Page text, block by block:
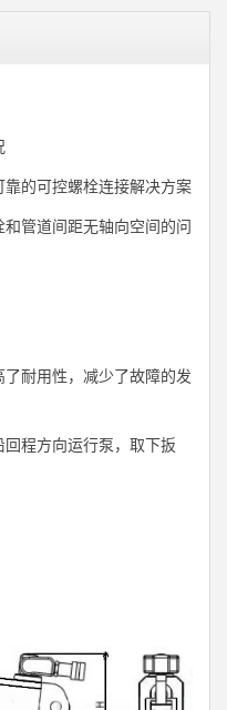
的可控螺栓连接解决方案
管道间距无轴向空间的问
耐用性，减少了故障的发
程方向运行泵，取下扳